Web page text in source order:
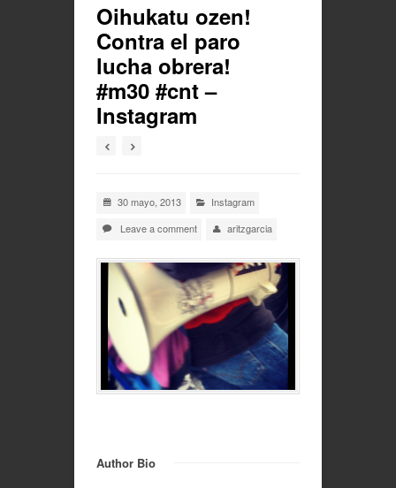
Oihukatu ozen!
Contra el paro
lucha obrera!
#m30 #cnt –
Instagram
30 mayo, 2013
Instagram
Leave a comment
aritzgarcia
Author Bio